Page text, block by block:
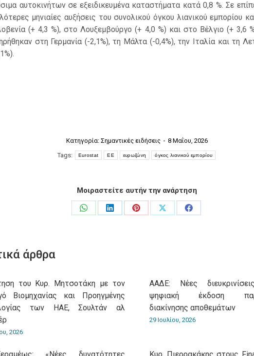
αυτοκινήτων σε εξειδικευμένα καταστήματα κατά 0,8 %. Σε
μηνιαίες αυξήσεις του συνολικού όγκου λιανικού εμπορίου
(+ 4,3 %), στο Λουξεμβούργο (+ 4,0 %) και στο Βέλγιο (+ 3,6
στη Γερμανία (-2,1%), τη Μάλτα (-0,4%), την Ιταλία και τη
Κατηγορία: Σημαντικές ειδήσεις
8 Μαΐου, 2026
Tags:
Eurostat ΕΕ ευρωζώνη όγκος λιανικού εμπορίου
Μοιραστείτε αυτήν την ανάρτηση
Share
Share
Share
Share
Share
άρθρα
του Κυρ. Μητσοτάκη με τον
Βιομηχανίας και Προηγμένης
των ΗΑΕ, Σουλτάν αλ
2026
ΑΑΔΕ: Νέες
ψηφιακή έκδοση
διακίνησης αποθεμάτων
29 Ιουλίου, 2026